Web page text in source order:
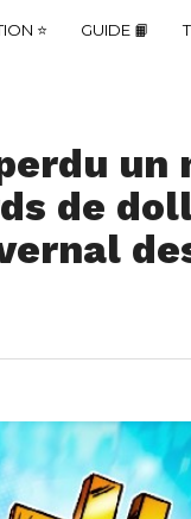
⭐ GUIDE 📙
un
de